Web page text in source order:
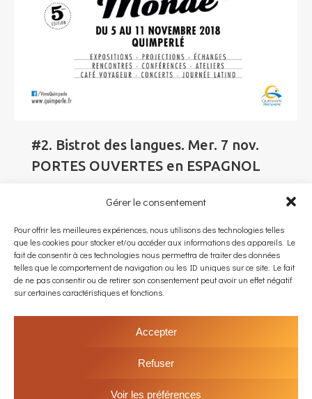
Gérer le consentement
Pour offrir les meilleures expériences, nous utilisons des technologies telles
que les cookies pour stocker et/ou accéder aux informations des appareils. Le
fait de consentir à ces technologies nous permettra de traiter des données
telles que le comportement de navigation ou les ID uniques sur ce site. Le fait
de ne pas consentir ou de retirer son consentement peut avoir un effet négatif
sur certaines caractéristiques et fonctions.
Accepter
Refuser
Voir les préférences
#2. Bistrot des langues. Mer. 7 nov.
PORTES OUVERTES en ESPAGNOL
1 novembre 2018
Tout l’après midi, avec Ana, Isabel et Luz venez
découvrir et parler espagnol. On passe la porte et
on parle en espagnol ! Jeux, arts manuels, cuisine,
musique et chants sont au programme. Petits et
grands, osez entrer et venez échanger dans la
pour animer. Dès…